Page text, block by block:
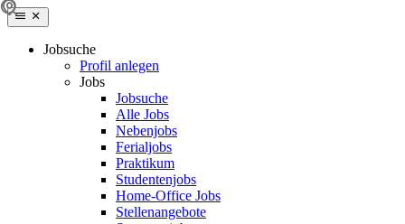
Jobsuche
Profil anlegen
Jobs
Jobsuche
Alle Jobs
Nebenjobs
Ferialjobs
Praktikum
Studentenjobs
Home-Office Jobs
Stellenangebote